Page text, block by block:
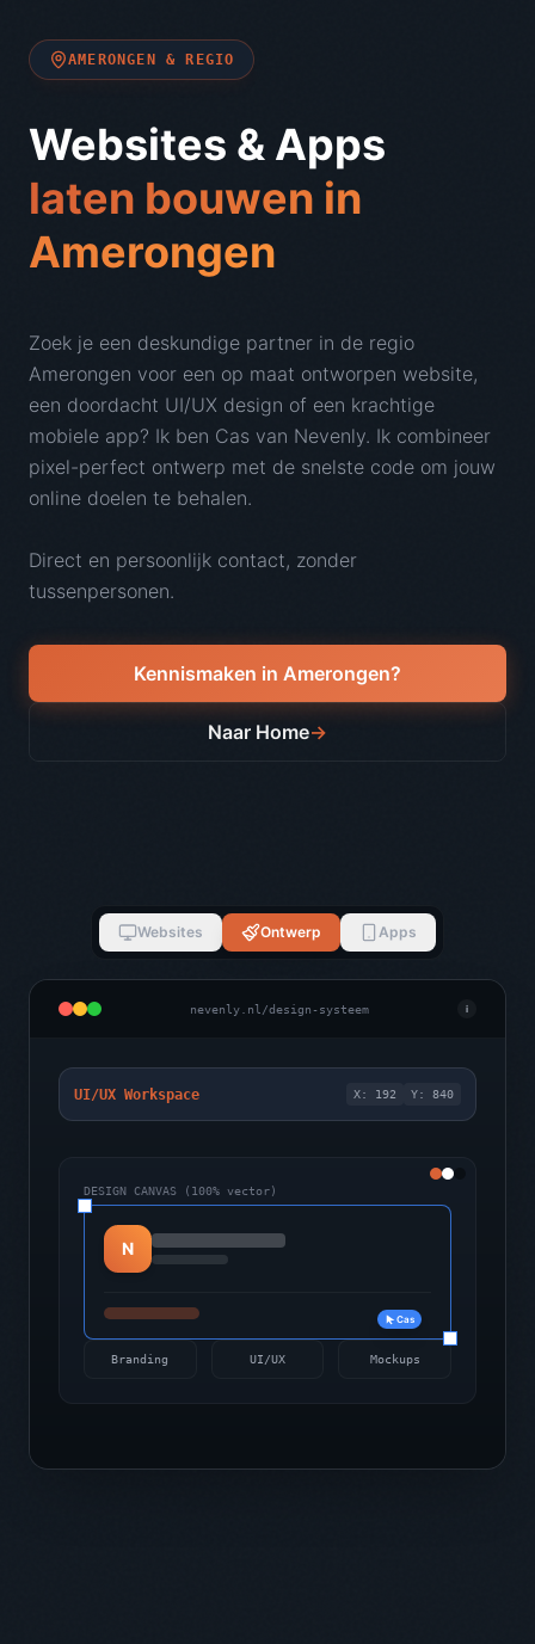
AMERONGEN & REGIO
Websites & Apps
laten bouwen in
Amerongen
Zoek je een deskundige partner in de regio
Amerongen voor een op maat ontworpen website,
een doordacht UI/UX design of een krachtige
mobiele app? Ik ben Cas van Nevenly. Ik combineer
pixel-perfect ontwerp met de snelste code om jouw
online doelen te behalen.
Direct en persoonlijk contact, zonder
tussenpersonen.
Kennismaken in Amerongen?
Naar Home→
Websites Ontwerp Apps
nevenly.nl/design-systeem i
UI/UX Workspace X: 192 Y: 840
DESIGN CANVAS (100% vector)
N
Cas
Branding UI/UX Mockups